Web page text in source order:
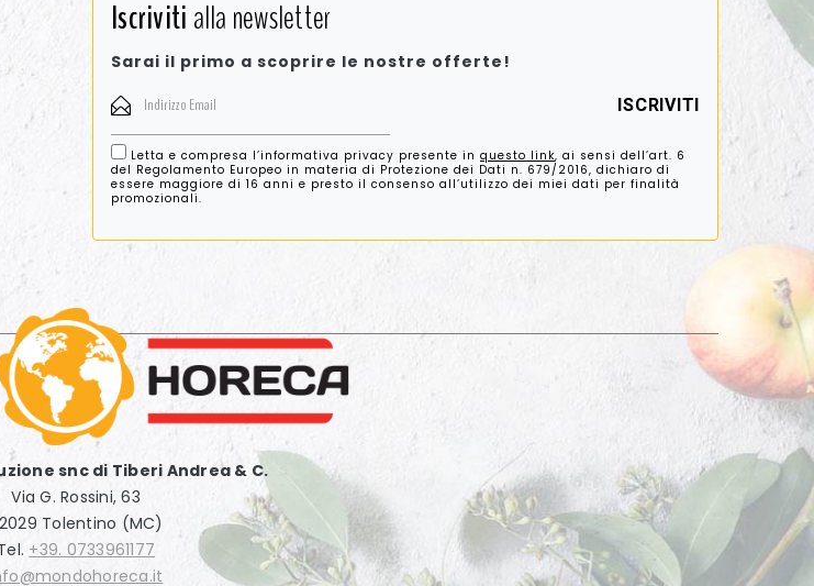
Iscrivitialla newsletter
Sarai il primo a scoprire le nostre offerte!
Letta e compresa l’informativa privacy presente in questo link, ai sensi dell’art. 6
del Regolamento Europeo in materia di Protezione dei Dati n. 679/2016, dichiaro di
essere maggiore di 16 anni e presto il consenso all’utilizzo dei miei dati per finalità
promozionali.
snc di Tiberi Andrea & C.
Via G. Rossini, 63
Tolentino (MC)
+39. 0733961177